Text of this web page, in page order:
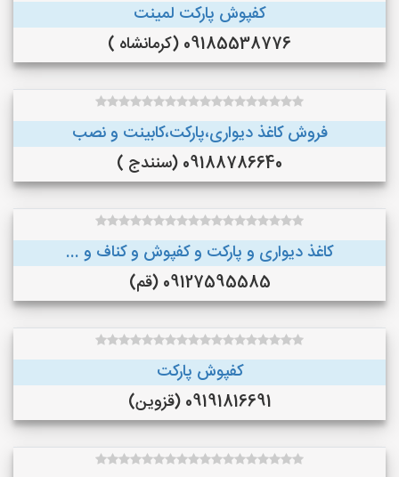
کفپوش پارکت لمینت
09185538776 (کرمانشاه )
فروش کاغذ دیواری،پارکت،کابینت و نصب
09188786640 (سنندج )
کاغذ دیواری و پارکت و کفپوش و کناف و ...
09127595585 (قم)
کفپوش پارکت
09191816691 (قزوین)